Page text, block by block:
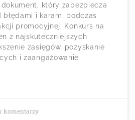
który zabezpiecza
i karami podczas
promocyjnej. Konkurs na
z najskuteczniejszych
zasięgów, pozyskanie
i zaangażowanie
komentarzy